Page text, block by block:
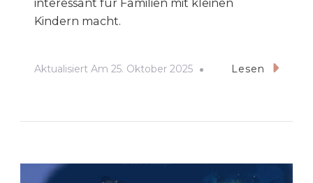
interessant für Familien mit kleinen
Kindern macht.
Aktualisiert Am 25. Oktober 2025 Lesen